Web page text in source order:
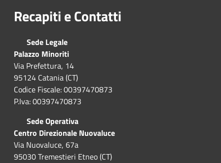
Recapiti e Contatti
Sede Legale
Palazzo Minoriti
Via Prefettura, 14
95124 Catania (CT)
Codice Fiscale: 00397470873
P.Iva: 00397470873
Sede Operativa
Centro Direzionale Nuovaluce
Via Nuovaluce, 67a
95030 Tremestieri Etneo (CT)